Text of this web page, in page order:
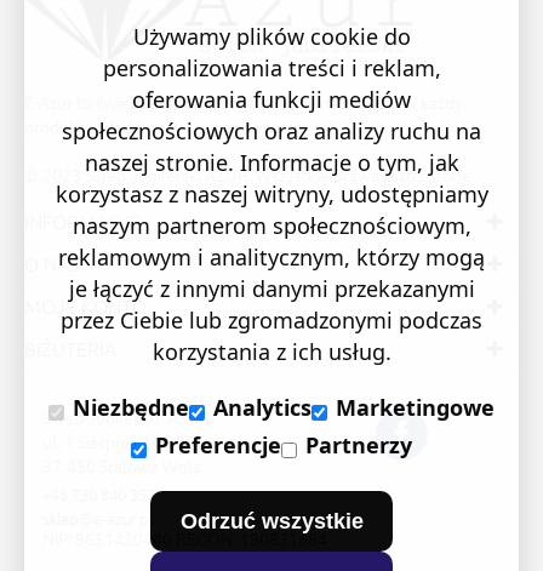
E-Azur to świetne i sprawdzone miejsce na zakupy. W każdy
produkt wkładamy swoją pasję i serce.
© 2023 Sklep Jubilerski AZUR. Wszystkie prawa zastrzeżone
INFORMACJE
O NAS
MOJE KONTO
Sklep Jubilerski "AZUR"
ul. 1 Sierpnia 24/105
37-450 Stalowa Wola
+48 730 840 357
NIP: 8651420440 REGON: 180831684
Używamy plików cookie do
personalizowania treści i reklam,
oferowania funkcji mediów
społecznościowych oraz analizy ruchu na
naszej stronie. Informacje o tym, jak
korzystasz z naszej witryny, udostępniamy
naszym partnerom społecznościowym,
reklamowym i analitycznym, którzy mogą
je łączyć z innymi danymi przekazanymi
przez Ciebie lub zgromadzonymi podczas
korzystania z ich usług.
Niezbędne
Analytics
Marketingowe
Preferencje
Partnerzy
Odrzuć wszystkie